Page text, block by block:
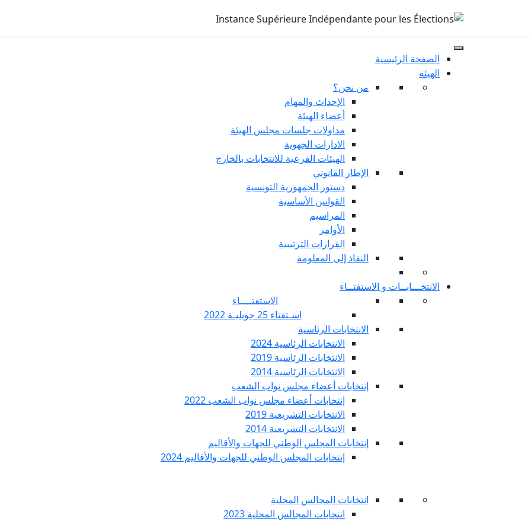
الصفحة الرئيسية
الهيئة
من نحن؟
الإحداث والمهام
أعضاء الهيئة
مداولات جلسات مجلس الهيئة
الادارات الجهوية
الهيئات الفرعية للانتخابات بالخارج
الإطار القانوني
دستور الجمهورية التونسية
القوانين الأساسية
المراسيم
الأوامر
القرارات الترتيبية
النفاذ إلى المعلومة
الانتخـــابــات و الاستفتــاء
الاستفتــــاء
اسـتفتاء 25 جويليـة 2022
الانتخابات الرئاسية
الانتخابات الرئاسية 2024
الانتخابات الرئاسية 2019
الانتخابات الرئاسية 2014
إنتخابات أعضاء مجلس نواب الشعب
إنتخابات أعضاء مجلس نواب الشعب 2022
الانتخابات التشريعية 2019
الانتخابات التشريعية 2014
إنتخابات المجلس الوطني للجهات والأقاليم
إنتخابات المجلس الوطني للجهات والأقاليم 2024
انتخابات المجالس المحلية
انتخابات المجالس المحلية 2023